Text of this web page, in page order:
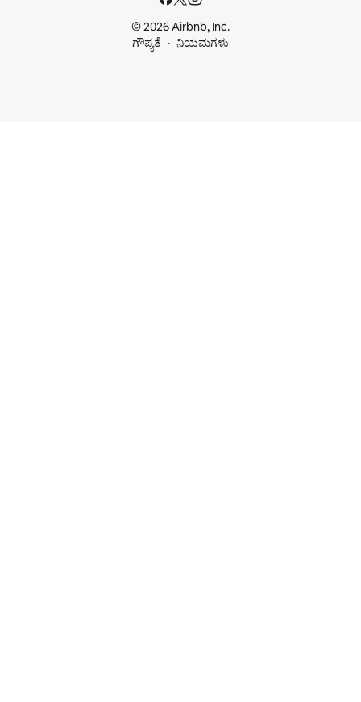
© 2026 Airbnb, Inc.
ಗೌಪ್ಯತೆ
ನಿಯಮಗಳು